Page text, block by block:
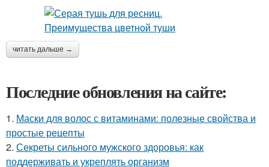
читать дальше →
Последние обновления на сайте:
1. Маски для волос с витаминами: полезные свойства и
простые рецепты
2. Секреты сильного мужского здоровья: как
поддерживать и укреплять организм